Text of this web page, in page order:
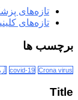
تازه‌های
تازه‌های
برچسب ها
covid-19 Crona virus
Title